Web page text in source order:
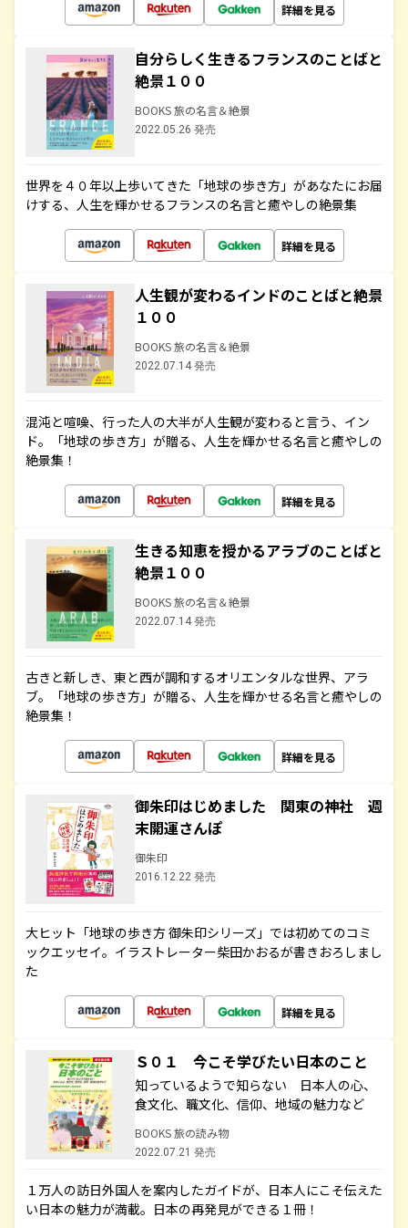
詳細を見る
自分らしく生きるフランスのことばと
絶景１００
BOOKS 旅の名言＆絶景
2022.05.26 発売
世界を４０年以上歩いてきた「地球の歩き方」があなたにお届
けする、人生を輝かせるフランスの名言と癒やしの絶景集
詳細を見る
人生観が変わるインドのことばと絶景
１００
BOOKS 旅の名言＆絶景
2022.07.14 発売
混沌と喧噪、行った人の大半が人生観が変わると言う、イン
ド。「地球の歩き方」が贈る、人生を輝かせる名言と癒やしの
絶景集！
詳細を見る
生きる知恵を授かるアラブのことばと
絶景１００
BOOKS 旅の名言＆絶景
2022.07.14 発売
古きと新しき、東と西が調和するオリエンタルな世界、アラ
ブ。「地球の歩き方」が贈る、人生を輝かせる名言と癒やしの
絶景集！
詳細を見る
御朱印はじめました 関東の神社 週
末開運さんぽ
御朱印
2016.12.22 発売
大ヒット「地球の歩き方 御朱印シリーズ」では初めてのコミ
ックエッセイ。イラストレーター柴田かおるが書きおろしまし
た
詳細を見る
Ｓ０１ 今こそ学びたい日本のこと
知っているようで知らない 日本人の心、
食文化、職文化、信仰、地域の魅力など
BOOKS 旅の読み物
2022.07.21 発売
１万人の訪日外国人を案内したガイドが、日本人にこそ伝えた
い日本の魅力が満載。日本の再発見ができる１冊！